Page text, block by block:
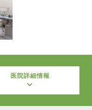
医院詳細情報